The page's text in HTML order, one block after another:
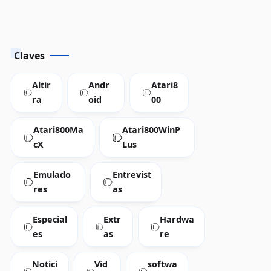
Claves
Altir
ra
Andr
oid
Atari8
00
Atari800Ma
cX
Atari800WinP
Lus
Emulado
res
Entrevist
as
Especial
es
Extr
as
Hardwa
re
Notici
Vid
softwa